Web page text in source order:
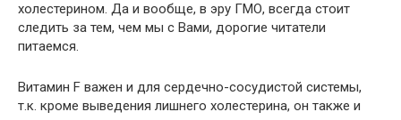
холестерином. Да и вообще, в эру ГМО, всегда стоит
следить за тем, чем мы с Вами, дорогие читатели
питаемся.
Витамин F важен и для сердечно-сосудистой системы,
т.к. кроме выведения лишнего холестерина, он также и